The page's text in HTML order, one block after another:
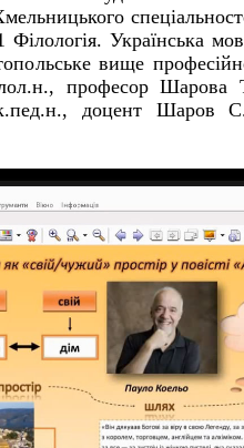
Філологія. Українська
вище
професор
доцент Шаров